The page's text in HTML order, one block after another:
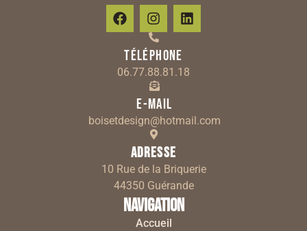
Téléphone
06.77.88.81.18
E-mail
boisetdesign@hotmail.com
Adresse
10 Rue de la Briquerie
44350 Guérande
Navigation
Accueil